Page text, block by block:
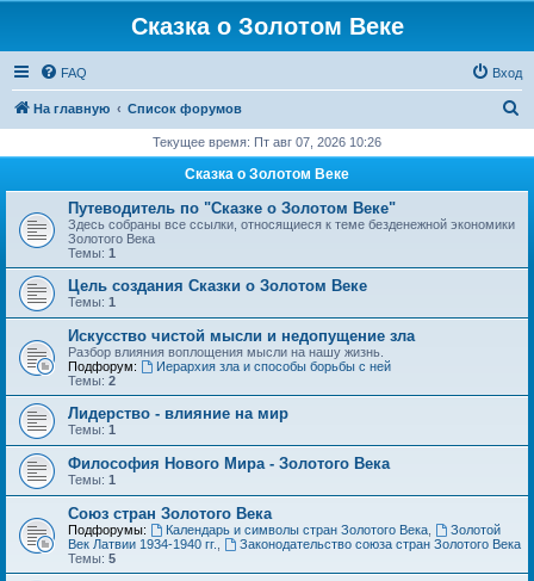
Сказка о Золотом Веке
FAQ Вход
На главную Список форумов
с
Текущее время: Пт авг 07, 2026 10:26
Сказка о Золотом Веке
Путеводитель по "Сказке о Золотом Веке"
Здесь собраны все ссылки, относящиеся к теме безденежной экономики
Золотого Века
Темы: 1
Цель создания Сказки о Золотом Веке
Темы: 1
Искусство чистой мысли и недопущение зла
Разбор влияния воплощения мысли на нашу жизнь.
Подфорум:
Иерархия зла и способы борьбы с ней
Темы: 2
Лидерство - влияние на мир
Темы: 1
Философия Нового Мира - Золотого Века
Темы: 1
Cоюз стран Золотого Века
Подфорумы: Календарь и символы стран Золотого Века,
Золотой
Век Латвии 1934-1940 гг.
Законодательство союза стран Золотого Века
Темы: 5